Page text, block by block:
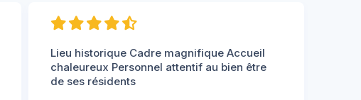
Lieu historique Cadre magnifique Accueil
chaleureux Personnel attentif au bien être
de ses résidents